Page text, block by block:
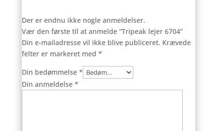
Der er endnu ikke nogle anmeldelser.
Vær den første til at anmelde “Tripeak lejer 6704”
Din e-mailadresse vil ikke blive publiceret. Krævede
felter er markeret med *
Din bedømmelse *
Din anmeldelse *